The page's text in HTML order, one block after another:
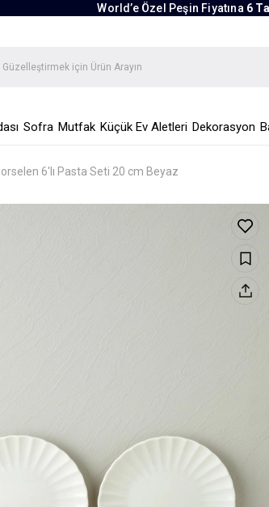
World’e Özel Peşin Fiyatına 6
Sofra Mutfak Küçük Ev Aletleri Dekorasyon
6'lı Pasta Seti 20 cm Beyaz